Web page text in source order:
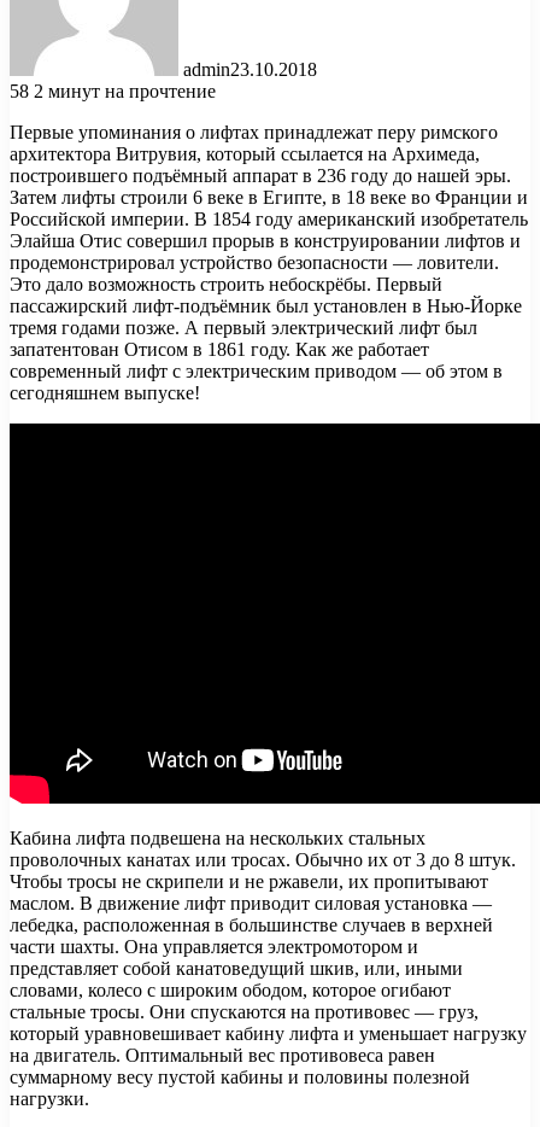
admin23.10.2018
58 2 минут на прочтение
Первые упоминания о лифтах принадлежат перу римского
архитектора Витрувия, который ссылается на Архимеда,
построившего подъёмный аппарат в 236 году до нашей эры.
Затем лифты строили 6 веке в Египте, в 18 веке во Франции и
Российской империи. В 1854 году американский изобретатель
Элайша Отис совершил прорыв в конструировании лифтов и
продемонстрировал устройство безопасности — ловители.
Это дало возможность строить небоскрёбы. Первый
пассажирский лифт-подъёмник был установлен в Нью-Йорке
тремя годами позже. А первый электрический лифт был
запатентован Отисом в 1861 году. Как же работает
современный лифт с электрическим приводом — об этом в
сегодняшнем выпуске!
Кабина лифта подвешена на нескольких стальных
проволочных канатах или тросах. Обычно их от 3 до 8 штук.
Чтобы тросы не скрипели и не ржавели, их пропитывают
маслом. В движение лифт приводит силовая установка —
лебедка, расположенная в большинстве случаев в верхней
части шахты. Она управляется электромотором и
представляет собой канатоведущий шкив, или, иными
словами, колесо с широким ободом, которое огибают
стальные тросы. Они спускаются на противовес — груз,
который уравновешивает кабину лифта и уменьшает нагрузку
на двигатель. Оптимальный вес противовеса равен
суммарному весу пустой кабины и половины полезной
нагрузки.